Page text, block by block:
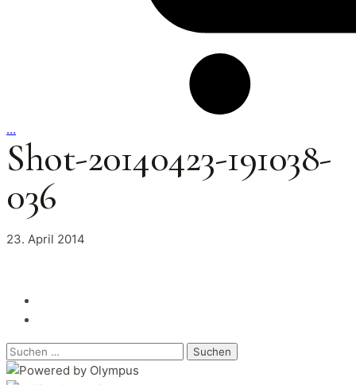
…
Shot-20140423-191038-
036
23. April 2014
Suchen
nach: